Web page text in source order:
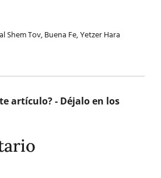
Shem Tov,Buena Fe,Yetzer Hara
artículo? - Déjalo en los